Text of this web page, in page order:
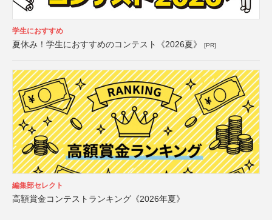
学生におすすめ
夏休み！学生におすすめのコンテスト《2026夏》 [PR]
編集部セレクト
高額賞金コンテストランキング《2026年夏》